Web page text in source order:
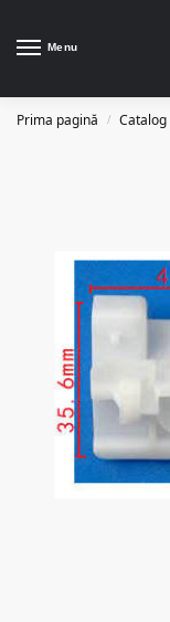
Menu
Prima pagină / Catalog